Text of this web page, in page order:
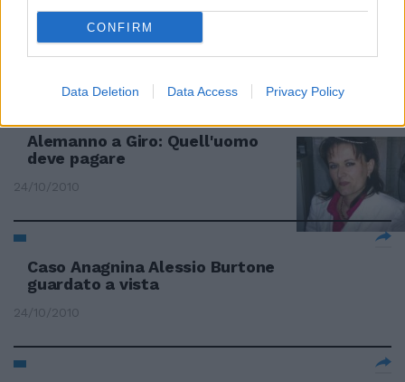
CONFIRM
Data Deletion Data Access Privacy Policy
Alessio ha paura dei detenuti
24/10/2010
Alemanno a Giro: Quell'uomo
deve pagare
24/10/2010
Caso Anagnina Alessio Burtone
guardato a vista
24/10/2010